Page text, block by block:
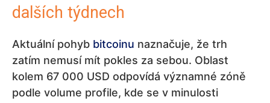
dalších týdnech
Aktuální pohyb bitcoinu naznačuje, že trh
zatím nemusí mít pokles za sebou. Oblast
kolem 67 000 USD odpovídá významné zóně
podle volume profile, kde se v minulosti